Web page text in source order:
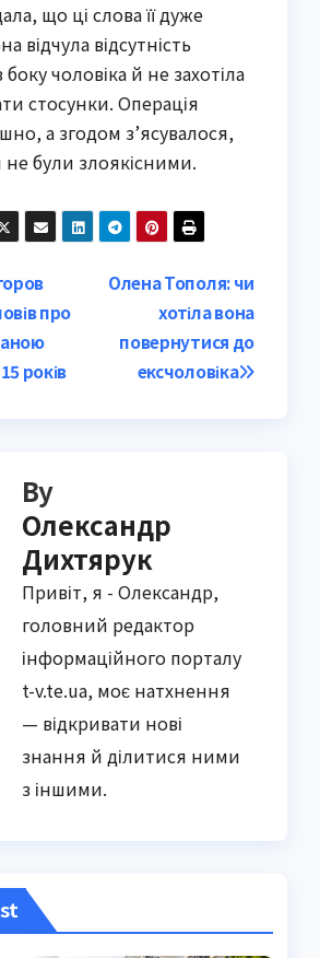
що ці слова її дуже
відчула відсутність
чоловіка й не захотіла
стосунки. Операція
а згодом з’ясувалося,
були злоякісними.
Олена Тополя: чи
хотіла вона
повернутися до
ексчоловіка
про
років
By
Олександр
Дихтярук
Привіт, я - Олександр,
головний редактор
інформаційного порталу
t-v.te.ua, моє натхнення
— відкривати нові
знання й ділитися ними
з іншими.